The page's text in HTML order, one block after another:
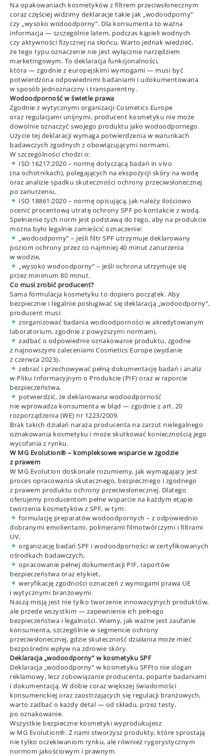
Na opakowaniach kosmetyków z filtrem przeciwsłonecznym
coraz częściej widzimy deklaracje takie jak „wodoodporny”
czy „wysoko wodoodporny”. Dla konsumenta to ważna
informacja — szczególnie latem, podczas kąpieli wodnych
czy aktywności fizycznej na słońcu. Warto jednak wiedzieć,
że tego typu oznaczenie nie jest wyłącznie narzędziem
marketingowym. To deklaracja funkcjonalności,
która — zgodnie z europejskimi wymogami — musi być
potwierdzona odpowiednimi badaniami i udokumentowana
w sposób jednoznaczny i transparentny.
Wodoodporność w świetle prawa
Zgodnie z wytycznymi organizacji Cosmetics Europe
oraz regulacjami unijnymi, producent kosmetyku nie może
dowolnie oznaczyć swojego produktu jako wodoodpornego.
Użycie tej deklaracji wymaga potwierdzenia w warunkach
badawczych zgodnych z obowiązującymi normami.
W szczególności chodzi o:
ISO 16217:2020 – normę dotyczącą badań in vivo
(na ochotnikach), polegających na ekspozycji skóry na wodę
oraz analizie spadku skuteczności ochrony przeciwsłonecznej
po zanurzeniu,
ISO 18861:2020 – normę opisującą, jak należy ilościowo
ocenić procentową utratę ochrony SPF po kontakcie z wodą.
Spełnienie tych norm jest podstawą do tego, aby na produkcie
można było legalnie zamieścić oznaczenie:
„wodoodporny” – jeśli filtr SPF utrzymuje deklarowany
poziom ochrony przez co najmniej 40 minut zanurzenia
w wodzie,
„wysoko wodoodporny” – jeśli ochrona utrzymuje się
przez minimum 80 minut.
Co musi zrobić producent?
Sama formulacja kosmetyku to dopiero początek. Aby
bezpiecznie i legalnie posługiwać się deklaracją „wodoodporny”,
producent musi:
zorganizować badania wodoodporności w akredytowanym
laboratorium, zgodnie z powyższymi normami,
zadbać o odpowiednie oznakowanie produktu, zgodne
z najnowszymi zaleceniami Cosmetics Europe (wydanie
z czerwca 2023),
zebrać i przechowywać pełną dokumentację badań i analiz
w Pliku Informacyjnym o Produkcie (PIF) oraz w raporcie
bezpieczeństwa,
potwierdzić, że deklarowana wodoodporność
nie wprowadza konsumenta w błąd — zgodnie z art. 20
rozporządzenia (WE) nr 1223/2009.
Brak takich działań naraża producenta na zarzut nielegalnego
oznakowania kosmetyku i może skutkować koniecznością jego
wycofania z rynku.
W MG Evolution® – kompleksowe wsparcie w zgodzie
z prawem
W MG Evolution doskonale rozumiemy, jak wymagający jest
proces opracowania skutecznego, bezpiecznego i zgodnego
z prawem produktu ochrony przeciwsłonecznej. Dlatego
oferujemy producentom pełne wsparcie na każdym etapie
tworzenia kosmetyków z SPF, w tym:
formulację preparatów wodoodpornych – z odpowiednio
dobranymi emolientami, polimerami filmotwórczymi i filtrami
UV,
organizację badań SPF i wodoodporności w certyfikowanych
ośrodkach badawczych,
opracowanie pełnej dokumentacji PIF, raportów
bezpieczeństwa oraz etykiet,
weryfikację zgodności oznaczeń z wymogami prawa UE
i wytycznymi branżowymi.
Naszą misją jest nie tylko tworzenie innowacyjnych produktów,
ale przede wszystkim — zapewnienie ich pełnego
bezpieczeństwa i legalności. Wiemy, jak ważne jest zaufanie
konsumenta, szczególnie w segmencie ochrony
przeciwsłonecznej, gdzie skuteczność działania może mieć
bezpośredni wpływ na zdrowie skóry.
Deklaracja „wodoodporny” w kosmetyku SPF
Deklaracja „wodoodporny” w kosmetyku SPFto nie slogan
reklamowy, lecz zobowiązanie producenta, poparte badaniami
i dokumentacją. W dobie coraz większej świadomości
konsumenckiej oraz zaostrzających się regulacji branżowych,
warto zadbać o każdy detal — od składu, przez testy,
po oznakowanie.
Wszystkie bezpieczne kosmetyki wyprodukujesz
w MG Evolution®. Z nami stworzysz produkty, które sprostają
nie tylko oczekiwaniom rynku, ale również rygorystycznym
normom jakościowym i prawnym.